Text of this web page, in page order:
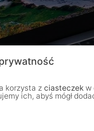
korzysta z ciasteczek w
ich, abyś mógł